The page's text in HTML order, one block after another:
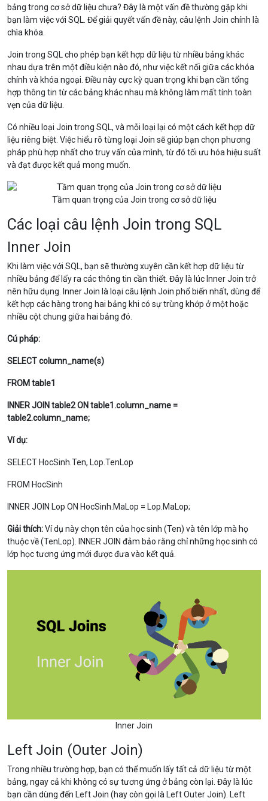
bảng trong cơ sở dữ liệu chưa? Đây là một vấn đề thường gặp khi
bạn làm việc với SQL. Để giải quyết vấn đề này, câu lệnh Join chính là
chìa khóa.
Join trong SQL cho phép bạn kết hợp dữ liệu từ nhiều bảng khác
nhau dựa trên một điều kiện nào đó, như việc kết nối giữa các khóa
chính và khóa ngoại. Điều này cực kỳ quan trọng khi bạn cần tổng
hợp thông tin từ các bảng khác nhau mà không làm mất tính toàn
vẹn của dữ liệu.
Có nhiều loại Join trong SQL, và mỗi loại lại có một cách kết hợp dữ
liệu riêng biệt. Việc hiểu rõ từng loại Join sẽ giúp bạn chọn phương
pháp phù hợp nhất cho truy vấn của mình, từ đó tối ưu hóa hiệu suất
và đạt được kết quả mong muốn.
Tầm quan trọng của Join trong cơ sở dữ liệu
Các loại câu lệnh Join trong SQL
Inner Join
Khi làm việc với SQL, bạn sẽ thường xuyên cần kết hợp dữ liệu từ
nhiều bảng để lấy ra các thông tin cần thiết. Đây là lúc Inner Join trở
nên hữu dụng. Inner Join là loại câu lệnh Join phổ biến nhất, dùng để
kết hợp các hàng trong hai bảng khi có sự trùng khớp ở một hoặc
nhiều cột chung giữa hai bảng đó.
Cú pháp:
SELECT column_name(s)
FROM table1
INNER JOIN table2 ON table1.column_name =
table2.column_name;
Ví dụ:
SELECT HocSinh.Ten, Lop.TenLop
FROM HocSinh
INNER JOIN Lop ON HocSinh.MaLop = Lop.MaLop;
Giải thích:Ví dụ này chọn tên của học sinh (Ten) và tên lớp mà họ
thuộc về (TenLop). INNER JOIN đảm bảo rằng chỉ những học sinh có
lớp học tương ứng mới được đưa vào kết quả.
Inner Join
Left Join (Outer Join)
Trong nhiều trường hợp, bạn có thể muốn lấy tất cả dữ liệu từ một
bảng, ngay cả khi không có sự tương ứng ở bảng còn lại. Đây là lúc
bạn cần dùng đến Left Join (hay còn gọi là Left Outer Join). Left